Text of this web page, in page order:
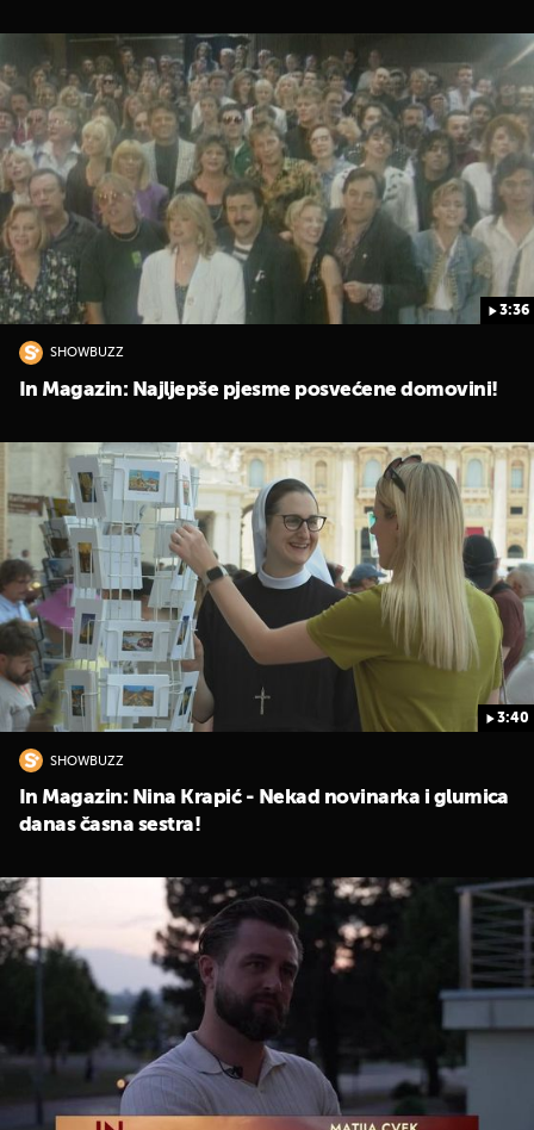
3:36
SHOWBUZZ
In Magazin: Najljepše pjesme posvećene domovini!
3:40
SHOWBUZZ
In Magazin: Nina Krapić - Nekad novinarka i glumica
danas časna sestra!